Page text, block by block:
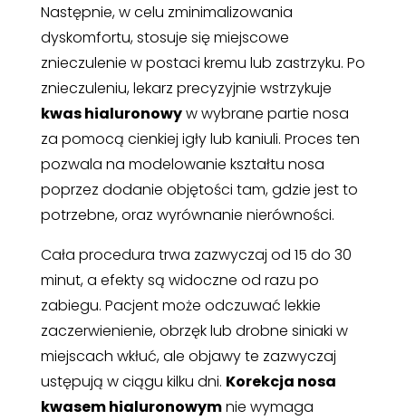
Następnie, w celu zminimalizowania
dyskomfortu, stosuje się miejscowe
znieczulenie w postaci kremu lub zastrzyku. Po
znieczuleniu, lekarz precyzyjnie wstrzykuje
kwas hialuronowyw wybrane partie nosa
za pomocą cienkiej igły lub kaniuli. Proces ten
pozwala na modelowanie kształtu nosa
poprzez dodanie objętości tam, gdzie jest to
potrzebne, oraz wyrównanie nierówności.
Cała procedura trwa zazwyczaj od 15 do 30
minut, a efekty są widoczne od razu po
zabiegu. Pacjent może odczuwać lekkie
zaczerwienienie, obrzęk lub drobne siniaki w
miejscach wkłuć, ale objawy te zazwyczaj
ustępują w ciągu kilku dni. Korekcja nosa
kwasem hialuronowymnie wymaga